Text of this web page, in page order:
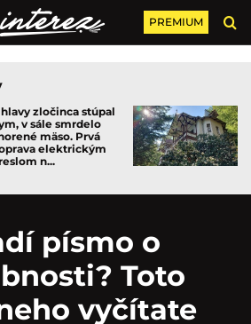
PREMIUM
zločinca stúpal
v sále smrdelo
mäso. Prvá
elektrickým
n...
písmo o
Toto
vyčítate